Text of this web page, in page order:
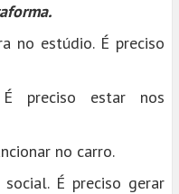
no estúdio. É preciso
preciso estar nos
no carro.
É preciso gerar